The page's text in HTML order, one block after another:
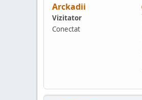
Arckadii
Vizitator
Conectat